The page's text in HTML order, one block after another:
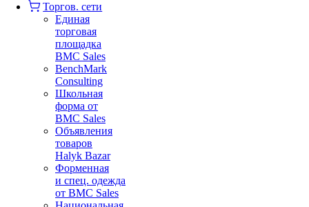
Торгов. сети
Единая
торговая
площадка
BMC Sales
BenchMark
Consulting
Школьная
форма от
BMC Sales
Объявления
товаров
Halyk Bazar
Форменная
и спец. одежда
от BMC Sales